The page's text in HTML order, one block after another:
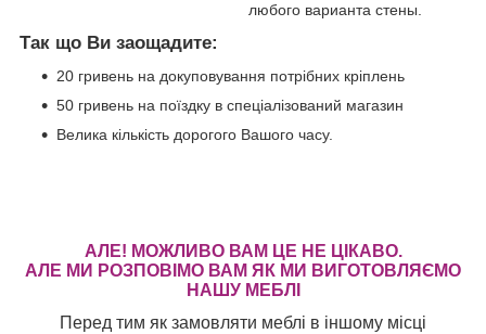
любого варианта стены.
Так що Ви заощадите:
20 гривень на докуповування потрібних кріплень
50 гривень на поїздку в спеціалізований магазин
Велика кількість дорогого Вашого часу.
АЛЕ! МОЖЛИВО ВАМ ЦЕ НЕ ЦІКАВО.
АЛЕ МИ РОЗПОВІМО ВАМ ЯК МИ ВИГОТОВЛЯЄМО
НАШУ МЕБЛІ
Перед тим як замовляти меблі в іншому місці